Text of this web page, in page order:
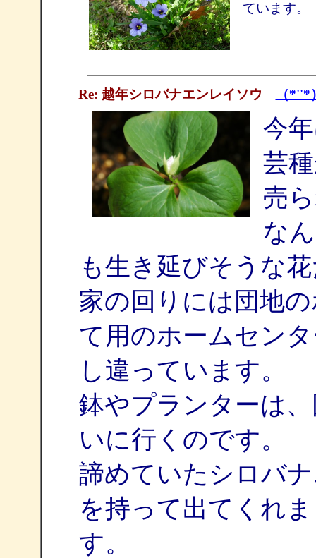
ています。
Re: 越年シロバナエンレイソウ （*''*
今
芸
売
な
も生き延びそうな
家の回りには団地
て用のホームセン
し違っています。
鉢やプランターは
いに行くのです。
諦めていたシロバ
を持って出てくれ
す。